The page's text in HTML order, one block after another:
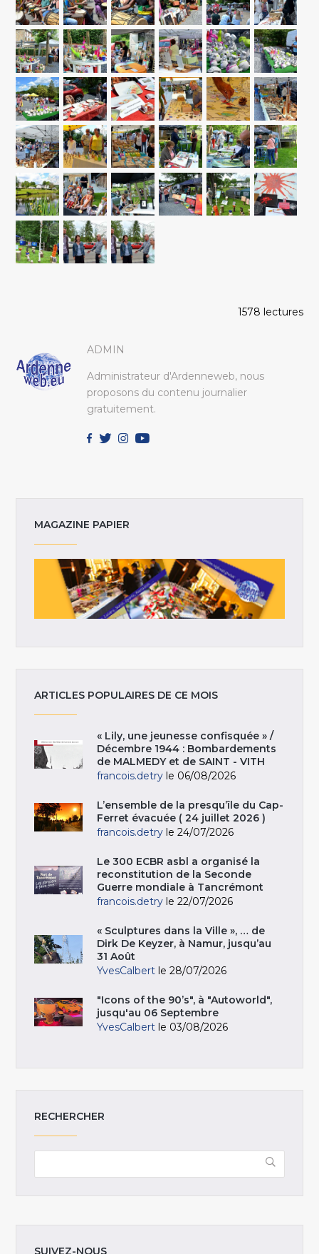
1578 lectures
ADMIN
Administrateur d'Ardenneweb, nous
proposons du contenu journalier
gratuitement.
MAGAZINE PAPIER
ARTICLES POPULAIRES DE CE MOIS
« Lily, une jeunesse confisquée » /
Décembre 1944 : Bombardements
de MALMEDY et de SAINT - VITH
francois.detry le 06/08/2026
L’ensemble de la presqu’île du Cap-
Ferret évacuée ( 24 juillet 2026 )
francois.detry le 24/07/2026
Le 300 ECBR asbl a organisé la
reconstitution de la Seconde
Guerre mondiale à Tancrémont
francois.detry le 22/07/2026
« Sculptures dans la Ville », … de
Dirk De Keyzer, à Namur, jusqu’au
31 Août
YvesCalbert le 28/07/2026
"Icons of the 90’s", à "Autoworld",
jusqu'au 06 Septembre
YvesCalbert le 03/08/2026
RECHERCHER
SUIVEZ-NOUS